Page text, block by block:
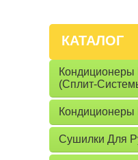
КАТАЛОГ
(сплит-
Сушилки Для